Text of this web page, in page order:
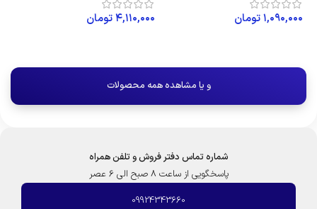
۱,۰۹۰,۰۰۰تومان ۴,۱۱۰,۰۰۰تومان
و یا مشاهده همه محصولات
شماره تماس دفتر فروش و تلفن همراه
پاسخگویی از ساعت 8 صبح الی 6 عصر
09924343660